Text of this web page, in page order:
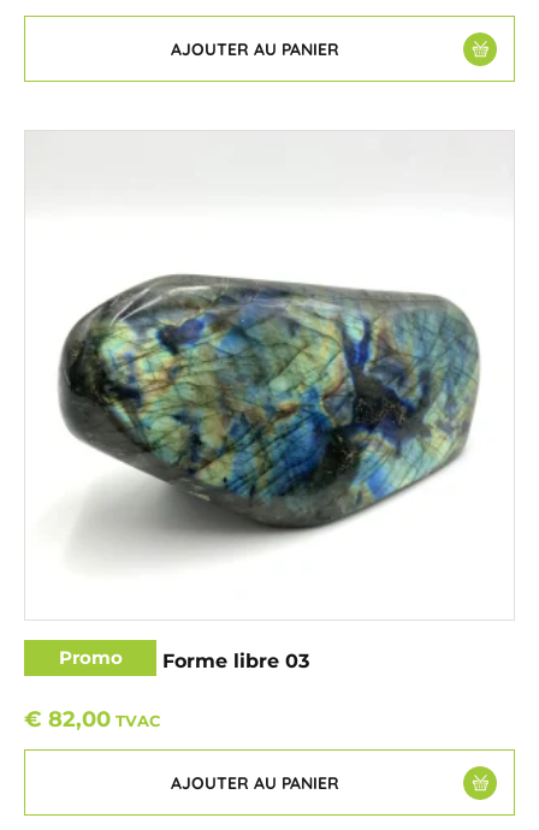
AJOUTER AU PANIER
Promo
Labradorite – Forme libre 03
€ 82,00 TVAC
AJOUTER AU PANIER